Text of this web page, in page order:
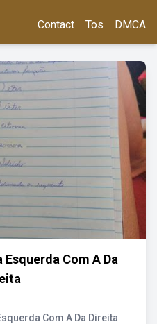
Contact Tos DMCA
Com A Da
Com A Da Direita